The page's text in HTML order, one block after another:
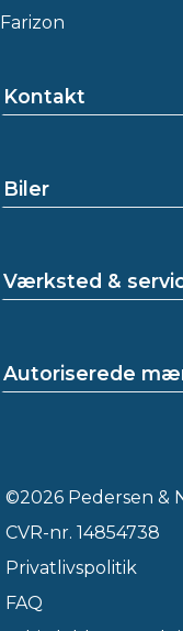
Farizon
Kontakt
Biler
Værksted &
Autoriserede
©2026 Pedersen &
CVR-nr. 14854738
Privatlivspolitik
FAQ